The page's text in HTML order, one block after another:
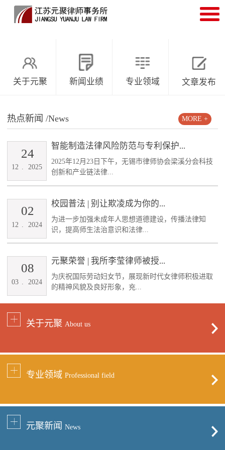
关于元聚 新闻业绩 专业领域 文章发布
热点新闻 /News
智能制造法律风险防范与专利保护...
2025年12月23日下午，无锡市律师协会梁溪分会科技
创新和产业链法律...
12 . 2025
24
校园普法 | 别让欺凌成为你的...
为进一步加强未成年人思想道德建设，传播法律知
识，提高师生法治意识和法律...
12 2024
02
元聚荣誉 | 我所李莹律师被授...
为庆祝国际劳动妇女节，展现新时代女律师积极进取
的精神风貌及良好形象，充...
03 2024
08
MORE +
关于元聚 About us
专业领域 Professional field
元聚新闻 News